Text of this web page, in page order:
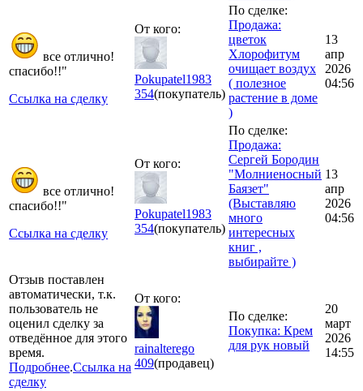
все отлично!
спасибо!!"
Ссылка на сделку
От кого:
Pokupatel1983
354(покупатель)
По сделке:
Продажа:
цветок
Хлорофитум
очищает воздух
( полезное
растение в доме
)
13
апр
2026
04:56
все отлично!
спасибо!!"
Ссылка на сделку
От кого:
Pokupatel1983
354(покупатель)
По сделке:
Продажа:
Сергей Бородин
"Молниеносный
Баязет"
(Выставляю
много
интересных
книг ,
выбирайте )
13
апр
2026
04:56
Отзыв поставлен
автоматически, т.к.
пользователь не
оценил сделку за
отведённое для этого
время.
Подробнее.Ссылка на
сделку
От кого:
rainalterego
409(продавец)
По сделке:
Покупка: Крем
для рук новый
20
март
2026
14:55